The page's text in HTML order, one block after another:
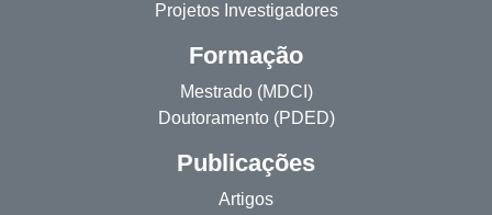
Projetos Investigadores
Formação
Mestrado (MDCI)
Doutoramento (PDED)
Publicações
Artigos